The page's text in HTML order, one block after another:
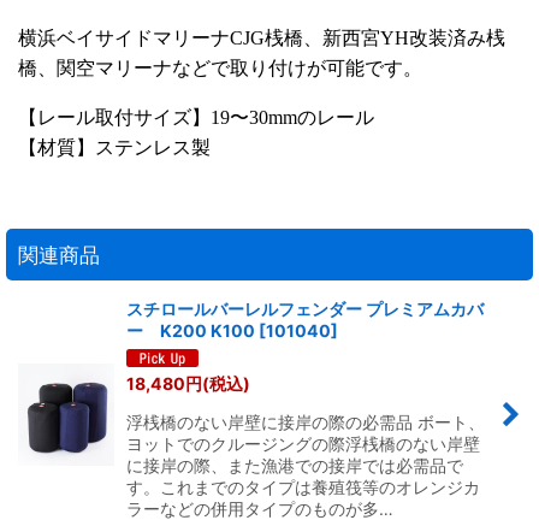
横浜ベイサイドマリーナCJG桟橋、新西宮YH改装済み桟
橋、関空マリーナなどで取り付けが可能です。
【レール取付サイズ】19〜30mmのレール
【材質】ステンレス製
関連商品
スチロールバーレルフェンダー プレミアムカバ
ー K200 K100 [101040]
18,480円(税込)
浮桟橋のない岸壁に接岸の際の必需品 ボート、
ヨットでのクルージングの際浮桟橋のない岸壁
に接岸の際、また漁港での接岸では必需品で
す。これまでのタイプは養殖筏等のオレンジカ
ラーなどの併用タイプのものが多…